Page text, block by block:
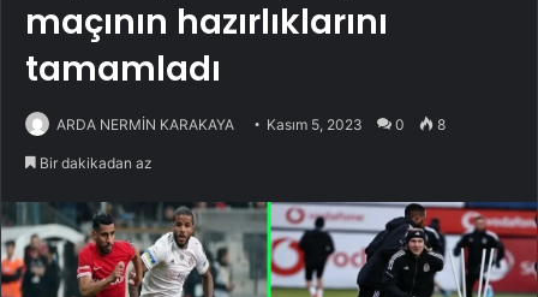
maçının hazırlıklarını
tamamladı
ARDA NERMİN KARAKAYA Kasım 5, 2023 0 8
Bir dakikadan az